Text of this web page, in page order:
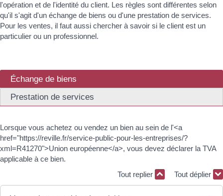
l'opération et de l'identité du client. Les règles sont différentes selon
qu'il s'agit d'un échange de biens ou d'une prestation de services.
Pour les ventes, il faut aussi chercher à savoir si le client est un
particulier ou un professionnel.
Échange de biens
Prestation de services
Lorsque vous achetez ou vendez un bien au sein de l'<a
href="https://reville.fr/service-public-pour-les-entreprises/?
xml=R41270">Union européenne</a>, vous devez déclarer la TVA
applicable à ce bien.
Tout replier
Tout déplier